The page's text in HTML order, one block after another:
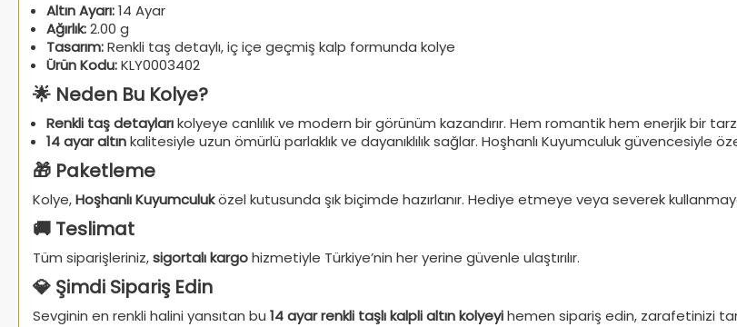
Altın Ayarı:14 Ayar
Ağırlık:2.00 g
Tasarım:Renkli taş detaylı, iç içe geçmiş kalp formunda kolye
Ürün Kodu:KLY0003402
🌟 Neden Bu Kolye?
Renkli taş detaylarıkolyeye canlılık ve modern bir görünüm kazandırır. Hem romantik hem enerjik bir
14 ayar altınkalitesiyle uzun ömürlü parlaklık ve dayanıklılık sağlar. Hoşhanlı Kuyumculuk güvencesiyle
🎁 Paketleme
Kolye,Hoşhanlı Kuyumculuközel kutusunda şık biçimde hazırlanır. Hediye etmeye veya severek
🚚 Teslimat
Tüm siparişleriniz,sigortalı kargohizmetiyle Türkiye’nin her yerine güvenle ulaştırılır.
💎 Şimdi Sipariş Edin
Sevginin en renkli halini yansıtan bu 14 ayar renkli taşlı kalpli altın kolyeyihemen sipariş edin, zarafetinizi